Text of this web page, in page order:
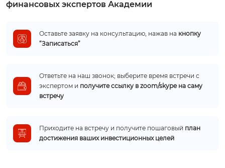
финансовых экспертов Академии
Оставьте заявку на консультацию, нажав на кнопку
“Записаться”
Ответьте на наш звонок; выберите время встречи с
экспертом и получите ссылку в zoom/skype на саму
встречу
Приходите на встречу и получите пошаговый план
достижения ваших инвестиционных целей